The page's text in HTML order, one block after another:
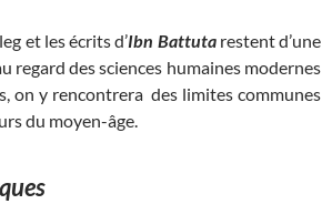
et les écrits d’Ibn Battuta restent d’une
regard des sciences humaines modernes
on y rencontrera des limites communes
du moyen-âge.